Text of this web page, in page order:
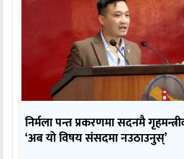
निर्मला पन्त प्रकरणमा सदनमै
‘अब यो विषय संसदमा नउठाउनुस्’